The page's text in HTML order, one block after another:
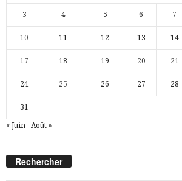
3 4 5 6 7
10 11 12 13 14
17 18 19 20 21
24 25 26 27 28
31
« Juin Août »
Rechercher